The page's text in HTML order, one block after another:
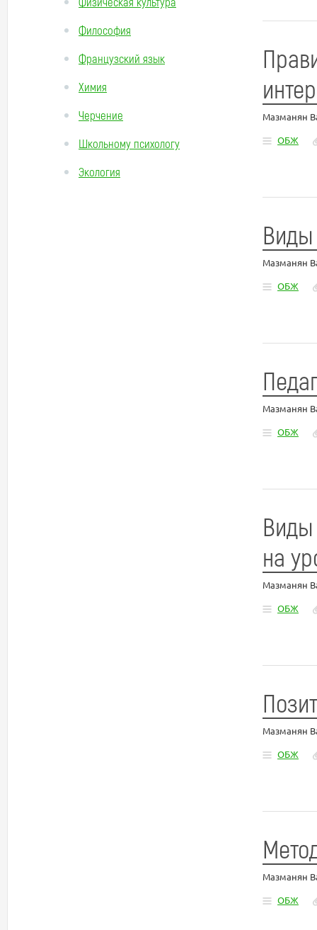
Философия
Французский язык
Химия
Черчение
Школьному психологу
Экология
Мазманян
ОБЖ
Мазманян
ОБЖ
Мазманян
ОБЖ
Виды
на
Мазманян
ОБЖ
Мазманян
ОБЖ
Мазманян
ОБЖ